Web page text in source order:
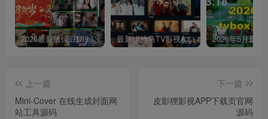
2026最新版绿豆UI9双端影视APP源码 最新UI神马TV影视APP源码 乐檬影视苹果CMS后台 包含前后端源码
上一篇
Mini-Cover 在线生成封面网
站工具源码
下一篇
皮影狸影视APP下载页官网
源码